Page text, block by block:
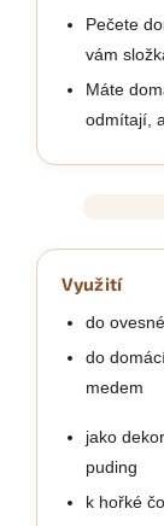
Pečete
vám
Máte
odmítají,
Využití
do
do
medem
jako
puding
k hořké